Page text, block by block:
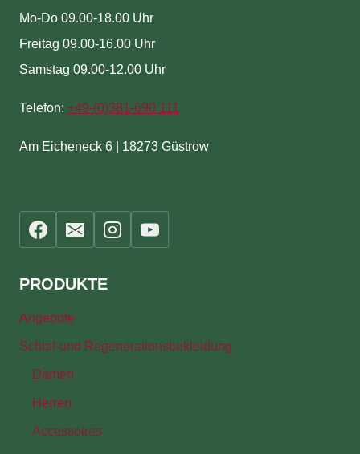
Mo-Do 09.00-18.00 Uhr
Freitag 09.00-16.00 Uhr
Samstag 09.00-12.00 Uhr
Telefon: +49-(0)381-690 111
Am Eicheneck 6 | 18273 Güstrow
PRODUKTE
Angebote
Schlaf-und Regenerationsbekleidung
Damen
Herren
Accessoires